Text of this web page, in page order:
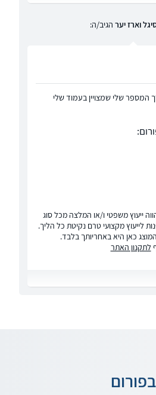
וארז יער הגיב/ה:
המספר שלי שמצויין בעמוד שלי
ייעוץ משפטי ו/או המלצה מכל סוג
לייעוץ מקצועי טרם נקיטת כל הליך.
כאן היא באחריותך בלבד.
לתקנון האתר